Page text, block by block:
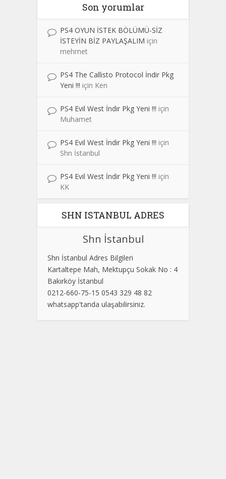
Son yorumlar
PS4 OYUN İSTEK BÖLÜMÜ-SİZ
İSTEYİN BİZ PAYLAŞALIM için
mehmet
PS4 The Callisto Protocol İndir Pkg
Yeni !!! için Ken
PS4 Evil West İndir Pkg Yeni !!! için
Muhamet
PS4 Evil West İndir Pkg Yeni !!! için
Shn İstanbul
PS4 Evil West İndir Pkg Yeni !!! için
KK
SHN ISTANBUL ADRES
Shn İstanbul
Shn İstanbul Adres Bilgileri
Kartaltepe Mah, Mektupçu Sokak No : 4
Bakırköy İstanbul
0212-660-75-15 0543 329 48 82
whatsapp'tanda ulaşabilirsiniz.